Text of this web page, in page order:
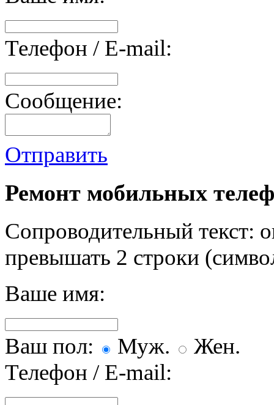
Телефон / E-mail:
Сообщение:
Отправить
Ремонт мобильных
Сопроводительный текст:
превышать 2 строки
Ваше имя:
Ваш пол: Муж.
Жен.
Телефон / E-mail: